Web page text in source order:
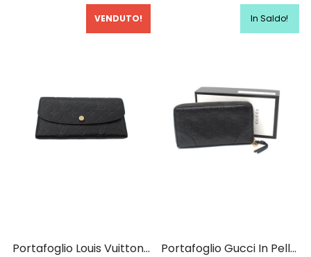
VENDUTO!
Portafoglio Louis Vuitton Emilie
In Saldo!
Portafoglio Gucci In Pelle Guccissima